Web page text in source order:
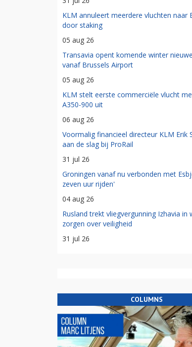
KLM annuleert meerdere vluchten naar
door staking
05 aug 26
Transavia opent komende winter
vanaf Brussels Airport
05 aug 26
KLM stelt eerste commerciële vlucht
A350-900 uit
06 aug 26
Voormalig financieel directeur KLM Erik
aan de slag bij ProRail
31 jul 26
Groningen vanaf nu verbonden met
zeven uur rijden'
04 aug 26
Rusland trekt vliegvergunning Izhavia in
zorgen over veiligheid
31 jul 26
COLUMNS